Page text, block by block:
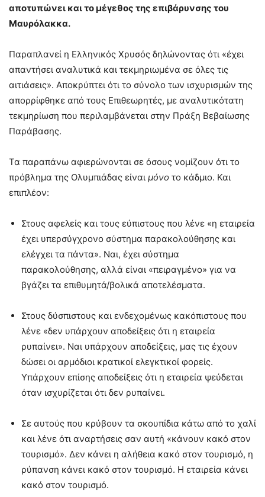
αποτυπώνει και το μέγεθος της επιβάρυνσης του
Μαυρόλακκα.
Παραπλανεί η Ελληνικός Χρυσός δηλώνοντας ότι «έχει
απαντήσει αναλυτικά και τεκμηριωμένα σε όλες τις
αιτιάσεις». Αποκρύπτει ότι το σύνολο των ισχυρισμών της
απορρίφθηκε από τους Επιθεωρητές, με αναλυτικότατη
τεκμηρίωση που περιλαμβάνεται στην Πράξη Βεβαίωσης
Παράβασης.
Τα παραπάνω αφιερώνονται σε όσους νομίζουν ότι το
πρόβλημα της Ολυμπιάδας είναι μόνο το κάδμιο. Και
επιπλέον:
Στους αφελείς και τους εύπιστους που λένε «η εταιρεία
έχει υπερσύγχρονο σύστημα παρακολούθησης και
ελέγχει τα πάντα». Ναι, έχει σύστημα
παρακολούθησης, αλλά είναι «πειραγμένο» για να
βγάζει τα επιθυμητά/βολικά αποτελέσματα.
Στους δύσπιστους και ενδεχομένως κακόπιστους που
λένε «δεν υπάρχουν αποδείξεις ότι η εταιρεία
ρυπαίνει». Ναι υπάρχουν αποδείξεις, μας τις έχουν
δώσει οι αρμόδιοι κρατικοί ελεγκτικοί φορείς.
Υπάρχουν επίσης αποδείξεις ότι η εταιρεία ψεύδεται
όταν ισχυρίζεται ότι δεν ρυπαίνει.
Σε αυτούς που κρύβουν τα σκουπίδια κάτω από το χαλί
και λένε ότι αναρτήσεις σαν αυτή «κάνουν κακό στον
τουρισμό». Δεν κάνει η αλήθεια κακό στον τουρισμό, η
ρύπανση κάνει κακό στον τουρισμό. Η εταιρεία κάνει
κακό στον τουρισμό.